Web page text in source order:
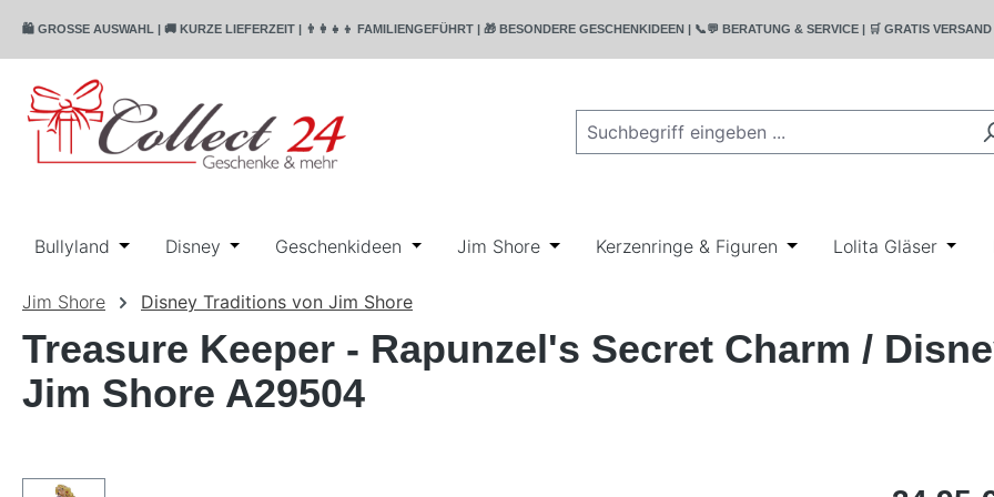
Hauptinhalt springen
Zur Suche springen
Zur Hauptnavigation springen
🛍️ GROSSE AUSWAHL | 🚚 KURZE LIEFERZEIT | 👨‍👩‍👧‍👦 FAMILIENGEFÜHRT | 🎁 BESONDERE GESCHENKIDEEN | 📞💬 BERATUNG & SERVICE | 🛒 GRATIS
Bullyland Öffne oder Schließe das Dropdown der Kategorie Bullyland
Disney Öffne oder Schließe das Dropdown der Kategorie Disney
Geschenkideen Öffne oder Schließe das Dropdown der Kategorie Geschenkideen
Jim Shore Öffne oder Schließe das Dropdown der Kategorie
Kerzenringe & Figuren Öffne oder Schließe
Lolita Gläser
Jim Shore Disney Traditions von Jim Shore
Treasure Keeper - Rapunzel's Secret Charm /
Jim Shore A29504
Bildergalerie überspringen Regulärer